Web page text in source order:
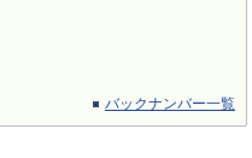
バックナンバー一覧